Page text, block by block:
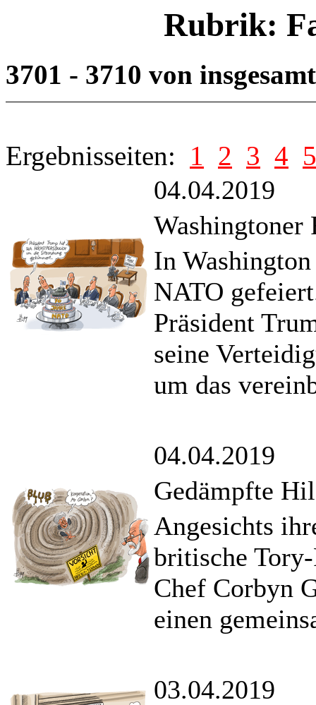
Rubrik:
3701 - 3710 von
Ergebnisseiten: 1 2 3 4 5
04.04.2019
Washingtoner
In
NATO
Präsident
seine
um das
04.04.2019
Gedämpfte
Angesichts
britische
Chef Corbyn
einen
03.04.2019